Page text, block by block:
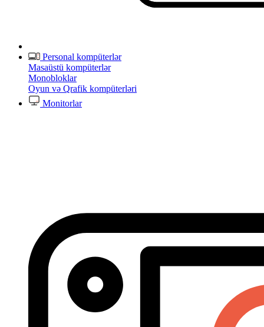
Personal kompüterlər
Masaüstü kompüterlər
Monobloklar
Oyun və Qrafik kompüterləri
Monitorlar